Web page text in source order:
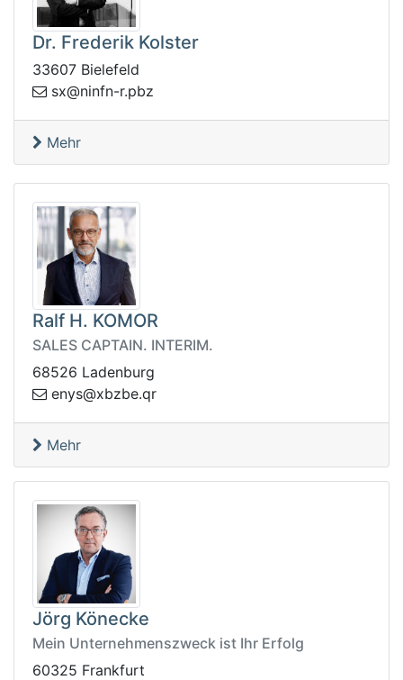
Dr. Frederik Kolster
33607 Bielefeld
zbp.r-nfnin@x
s
Mehr
Ralf H. KOMOR
SALES CAPTAIN. INTERIM.
68526 Ladenburg
rq.ebz
bx@syne
Mehr
Jörg Könecke
Mein Unternehmenszweck ist Ihr Erfolg
60325 Frankfurt